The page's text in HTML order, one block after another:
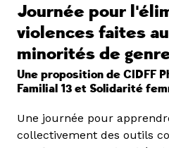
Journée pour
violences faites
minorités de
Une proposition de CIDFF
Familial 13 et Solidarité
Une journée pour
collectivement des outils